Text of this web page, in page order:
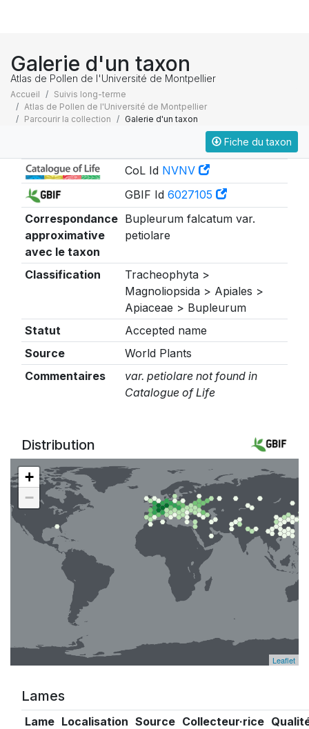
Galerie d'un taxon
Atlas de Pollen de l'Université de Montpellier
Accueil
Suivis long-terme
Atlas de Pollen de l'Université de Montpellier
Parcourir la collection
Galerie d'un taxon
Fiche du taxon
CoL Id NVNV
GBIF Id 6027105
Correspondance
approximative
avec le taxon
Bupleurum falcatum var.
petiolare
Classification
Tracheophyta >
Magnoliopsida > Apiales >
Apiaceae > Bupleurum
Statut
Accepted name
Source
World Plants
Commentaires
var. petiolare not found in
Catalogue of Life
Distribution
+
−
Leaflet
Lames
Lame Localisation Source Collecteur·rice